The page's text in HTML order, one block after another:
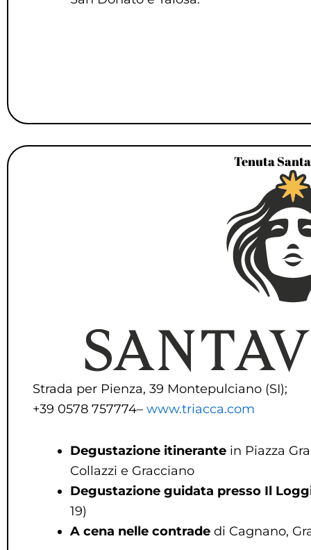
Tenuta
Strada per Pienza, 39 Montepulciano (SI);
+39 0578 757774– www.triacca.com
Degustazione itinerante in Piazza
Collazzi e Gracciano
Degustazione guidata presso Il
19)
A cena nelle contrade di Cagnano,